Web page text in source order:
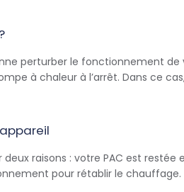
perturber le fonctionnement de
à chaleur à l’arrêt. Dans ce
raisons : votre PAC est
pour rétablir le chauffage.